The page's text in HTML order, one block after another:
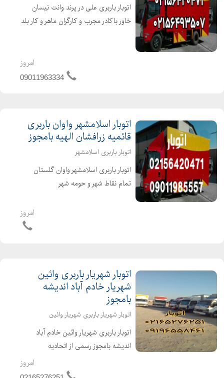
اتوبار باربری علی در پرند وانت نیسان
خاور باکادر مجرب و کارگران ماهر و کار بلد
بارنامه مخصوص حمل و نقل اثاثیه منزل
امروز
09011963334
اتوبار اسلامشهر واوان باربری
قائمیه زرافشان الهیه بامجوز
اتوبار باربری اسلامشهر
️اتوبار باربری اسلامشهر واوان گلستان
تمام نقاط شهر و حومه شهر️
۰۹۰۱۱۹۶۳۳۳۴️ ۰۹۹۰۹۲۷۹۹۰۵▶️ ️متخصص
امروز
اتوبار شهریار باربری وائین
شهریار خادم آباد اندیشه
بامجوز
اتوبار شهریار باربری شهریار وائین
️اتوبار باربری شهریار وائین خادم آباد
اندیشه بامجوز رسمی از اتحادیه
۰۹۱۲۷۲۹۱۱۵۹ ️۰۹۰۱۱۹۸۵۵۵۷
امروز